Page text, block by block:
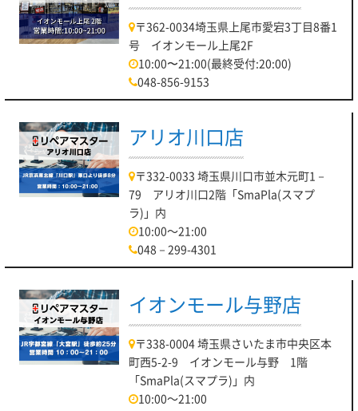
〒362-0034埼玉県上尾市愛宕3丁目8番1
号 イオンモール上尾2F
10:00〜21:00(最終受付:20:00)
048-856-9153
アリオ川口店
〒332-0033 埼玉県川口市並木元町1－
79 アリオ川口2階「SmaPla(スマプ
ラ)」内
10:00～21:00
048－299-4301
イオンモール与野店
〒338-0004 埼玉県さいたま市中央区本
町西5-2-9 イオンモール与野 1階
「SmaPla(スマプラ)」内
10:00～21:00